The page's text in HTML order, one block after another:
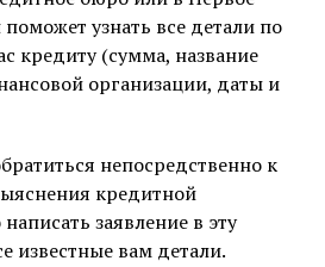
узнать все детали по
кредиту (сумма, название
организации, даты и
непосредственно к
кредитной
заявление в эту
известные вам детали.